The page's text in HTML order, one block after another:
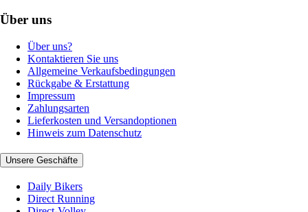
Über uns
Über uns?
Kontaktieren Sie uns
Allgemeine Verkaufsbedingungen
Rückgabe & Erstattung
Impressum
Zahlungsarten
Lieferkosten und Versandoptionen
Hinweis zum Datenschutz
Unsere Geschäfte
Daily Bikers
Direct Running